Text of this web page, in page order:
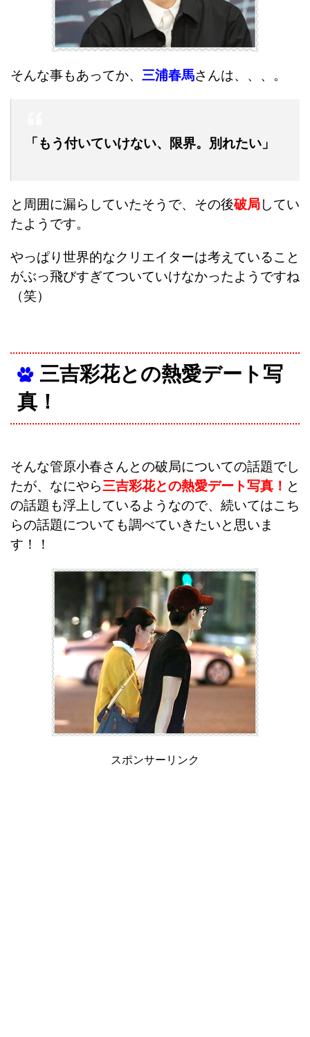
そんな事もあってか、 三浦春馬さんは、、、。
「もう付いていけない、限界。別れたい」
と周囲に漏らしていたそうで、その後破局してい
たようです。
やっぱり世界的なクリエイターは考えていること
がぶっ飛びすぎてついていけなかったようですね
（笑）
三吉彩花との熱愛デート写
真！
そんな管原小春さんとの破局についての話題でし
たが、なにやら三吉彩花との熱愛デート写真！ と
の話題も浮上しているようなので、続いてはこち
らの話題についても調べていきたいと思いま
す！！
スポンサーリンク